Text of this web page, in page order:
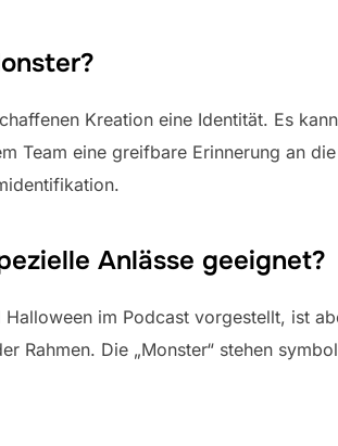
Kreation eine Identität. Es
Team eine greifbare Erinnerung an
Anlässe geeignet?
im Podcast vorgestellt, ist
Rahmen. Die „Monster“ stehen